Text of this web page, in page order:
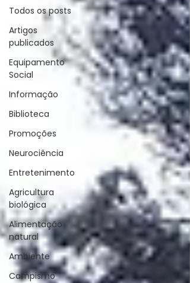
Todos os posts
Artigos
publicados
Equipamento
Social
Informação
Biblioteca
Promoções
Neurociência
Entretenimento
Agricultura
biológica
Alimentação
natural
Ambiente
Campismo